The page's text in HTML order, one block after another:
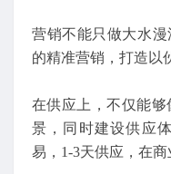
营销不能只做大水漫
的精准营销，打造以
在供应上，不仅能
景，同时建设供应
易，1-3天供应，在商